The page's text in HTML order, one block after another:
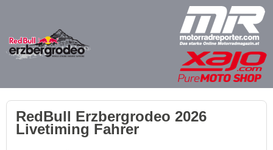
RedBull Erzbergrodeo 2026
Livetiming Fahrer